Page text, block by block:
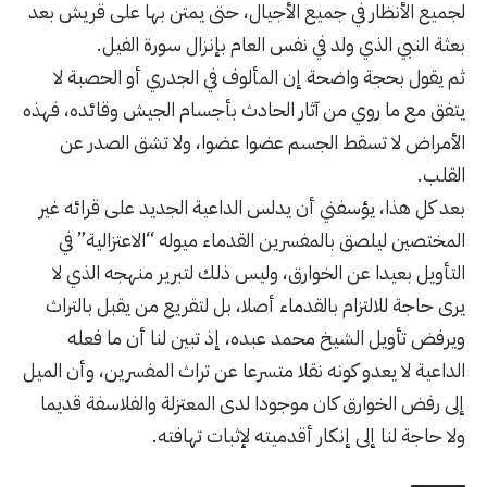
لجميع الأنظار في جميع الأجيال، حتى يمتن بها على قريش بعد
بعثة النبي الذي ولد في نفس العام بإنزال سورة الفيل.
ثم يقول بحجة واضحة إن المألوف في الجدري أو الحصبة لا
يتفق مع ما روي من آثار الحادث بأجسام الجيش وقائده، فهذه
الأمراض لا تسقط الجسم عضوا عضوا، ولا تشق الصدر عن
القلب.
بعد كل هذا، يؤسفني أن يدلس الداعية الجديد على قرائه غير
المختصين ليلصق بالمفسرين القدماء ميوله “الاعتزالية” في
التأويل بعيدا عن الخوارق، وليس ذلك لتبرير منهجه الذي لا
يرى حاجة للالتزام بالقدماء أصلا، بل لتقريع من يقبل بالتراث
ويرفض تأويل الشيخ محمد عبده، إذ تبين لنا أن ما فعله
الداعية لا يعدو كونه نقلا متسرعا عن تراث المفسرين، وأن الميل
إلى رفض الخوارق كان موجودا لدى المعتزلة والفلاسفة قديما
ولا حاجة لنا إلى إنكار أقدميته لإثبات تهافته.